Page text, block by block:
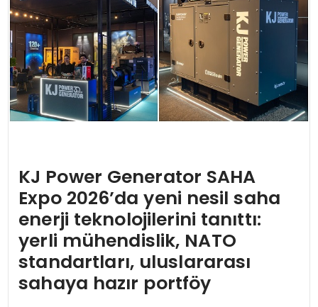
KJ Power Generator SAHA
Expo 2026’da yeni nesil saha
enerji teknolojilerini tanıttı:
yerli mühendislik, NATO
standartları, uluslararası
sahaya hazır portföy